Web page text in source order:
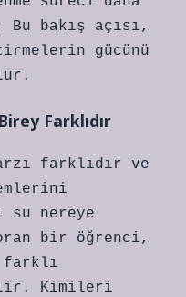
bakış açısı,
gücünü
Farklıdır
farklıdır ve
nereye
bir öğrenci,
farklı
Kimileri